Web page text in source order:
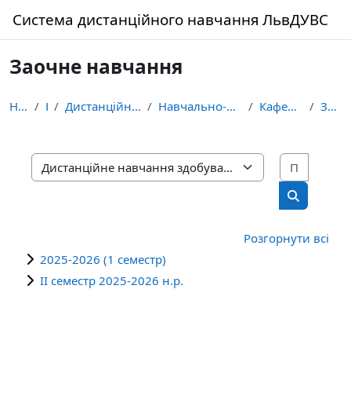
Система дистанційного навчання ЛьвДУВС
Заочне навчання
На головну Курси Дистанційне навчання здобувачів освіти ЛьвДУВС Навчально-науковий інститут управління, психології... Кафедра практичної психології Заочне навчання
Категорії курсів
Пошук
Розгорнути всі
2025-2026 (1 семестр)
ІІ семестр 2025-2026 н.р.